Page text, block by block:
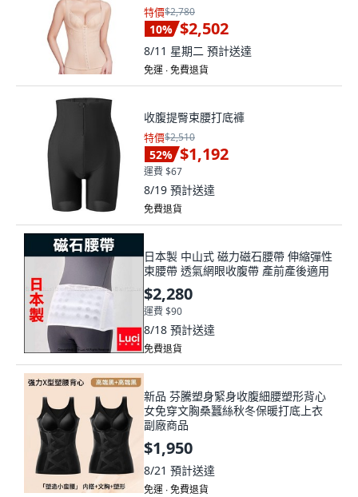
特價$2,780
10% $2,502
8/11 星期二 預計送達
免運 ∙ 免費退貨
收腹提臀束腰打底褲
特價$2,510
52% $1,192
運費 $67
8/19 預計送達
免費退貨
日本製 中山式 磁力磁石腰帶 伸縮彈性
束腰帶 透氣網眼收腹帶 產前產後適用
$2,280
運費 $90
8/18 預計送達
免費退貨
新品 芬騰塑身緊身收腹細腰塑形背心
女免穿文胸桑蠶絲秋冬保暖打底上衣
副廠商品
$1,950
8/21 預計送達
免運 ∙ 免費退貨